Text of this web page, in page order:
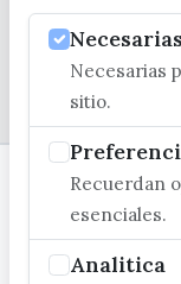
Necesarias
Necesarias
sitio.
Recuerdan
esenciales.
Analitica